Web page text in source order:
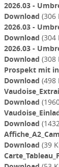
2026.03 -
Download (306
2026.03 -
Download (304
2026.03 -
Download (308
Prospekt mit
Download (498
Download
Download
Download (39